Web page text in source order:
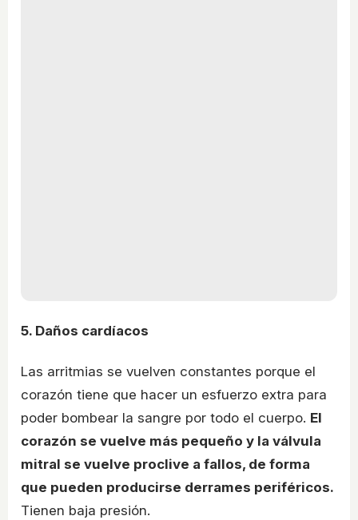
5. Daños cardíacos
Las arritmias se vuelven constantes porque el
corazón tiene que hacer un esfuerzo extra para
poder bombear la sangre por todo el cuerpo. El
corazón se vuelve más pequeño y la válvula
mitral se vuelve proclive a fallos, de forma
que pueden producirse derrames periféricos.
Tienen baja presión.